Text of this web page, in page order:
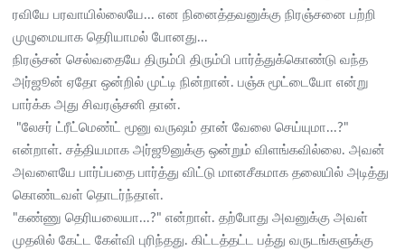
ரவியே பரவாயில்லையே... என நினைத்தவனுக்கு நிரஞ்சனை பற்றி
முழுமையாக தெரியாமல் போனது...
நிரஞ்சன் செல்வதையே திரும்பி திரும்பி பார்த்துக்கொண்டு வந்த
அர்ஜூன் ஏதோ ஒன்றில் முட்டி நின்றான். பஞ்சு மூட்டையோ என்று
பார்க்க அது சிவரஞ்சனி தான்.
‌‌ "லேசர் ட்ரீட்மெண்ட் மூனு வருஷம் தான் வேலை செய்யுமா...?"
என்றாள். சத்தியமாக அர்ஜூனுக்கு ஒன்றும் விளங்கவில்லை. அவன்
அவளையே பார்ப்பதை பார்த்து விட்டு மானசீகமாக தலையில் அடித்து
கொண்டவள் தொடர்ந்தாள்.
"கண்ணு தெரியலையா...?" என்றாள். தற்போது அவனுக்கு அவள்
முதலில் கேட்ட கேள்வி புரிந்தது. கிட்டத்தட்ட பத்து வருடங்களுக்கு